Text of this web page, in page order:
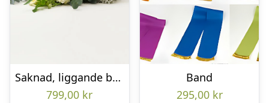
Saknad, liggande bukett
799,00 kr
Band
295,00 kr